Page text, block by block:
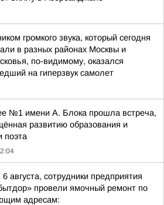
громкого звука, который сегодня
в разных районах Москвы и
по-видимому, оказался
на гиперзвук самолет
№1 имени А. Блока прошла встреча,
развитию образования и
поэта
августа, сотрудники предприятия
провели ямочный ремонт по
адресам: